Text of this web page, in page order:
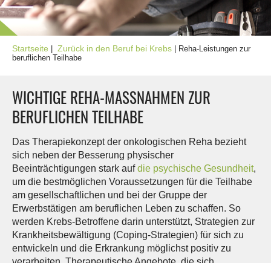
Startseite Zurück in den Beruf bei Krebs | Reha-Leistungen zur
beruflichen Teilhabe
WICHTIGE REHA-MASSNAHMEN ZUR B
ERUFLICHEN TEILHABE
Das Therapiekonzept der onkologischen Reha bezieht
sich neben der Besserung physischer
Beeinträchtigungen stark aufdie psychische Gesundheit,
um die bestmöglichen Voraussetzungen für die Teilhabe
am gesellschaftlichen und bei der Gruppe der
Erwerbstätigen am beruflichen Leben zu schaffen. So
werden Krebs-Betroffene darin unterstützt, Strategien zur
Krankheitsbewältigung (Coping-Strategien) für sich zu
entwickeln und die Erkrankung möglichst positiv zu